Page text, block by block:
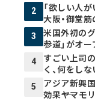
2
「欲しい人
大阪・御堂
3
米国外初の
参道」がオー
4
すごい上司
く、何をし
5
アジア新興
効果――ヤマモ